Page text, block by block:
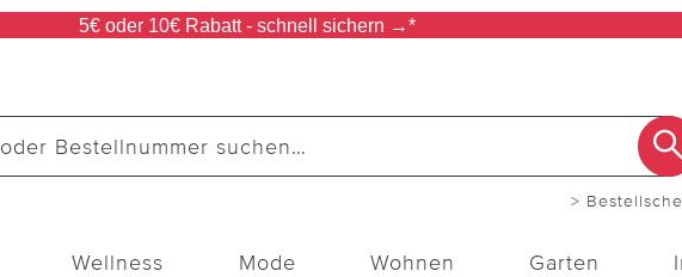
5€ oder 10€ Rabatt - schnell sichern →*
>
Wellness Mode Wohnen Garten